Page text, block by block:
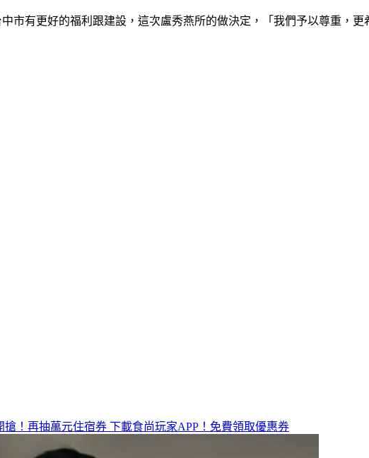
市有更好的福利跟建設，這次盧秀燕所的做決定，「我們予以尊重，
搶！再抽萬元住宿券 下載食尚玩家APP！免費領取優惠券